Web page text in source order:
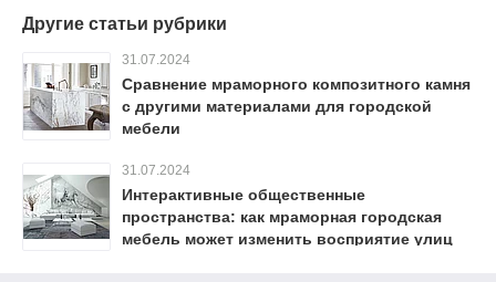
Другие статьи рубрики
31.07.2024
Сравнение мраморного композитного камня
с другими материалами для городской
мебели
31.07.2024
Интерактивные общественные
пространства: как мраморная городская
мебель может изменить восприятие улиц